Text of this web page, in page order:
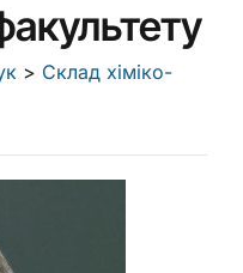
> Склад хіміко-